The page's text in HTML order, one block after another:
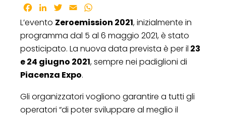
Facebook
LinkedInTwitter
Email
L’evento Zeroemission 2021, inizialmente in
programma dal 5 al 6 maggio 2021, è stato
posticipato. La nuova data prevista è per il 23
e 24 giugno 2021, sempre nei padiglioni di
Piacenza Expo.
Gli organizzatori vogliono garantire a tutti gli
operatori “di poter sviluppare al meglio il